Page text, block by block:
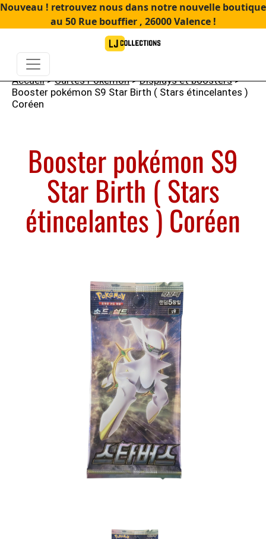
Nouveau ! retrouvez nous dans notre nouvelle boutique
au 50 Rue bouffier , 26000 Valence !
Accueil>Cartes Pokémon>Displays et boosters>
Booster pokémon S9 Star Birth ( Stars étincelantes )
Coréen
Booster pokémon S9
Star Birth ( Stars
étincelantes ) Coréen